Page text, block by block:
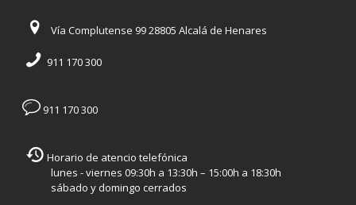
Vía Complutense 99 28805 Alcalá de Henares
911 170 300
911 170 300
Horario de atencio telefónica
lunes - viernes 09:30h a 13:30h – 15:00h a 18:30h
sábado y domingo cerrados